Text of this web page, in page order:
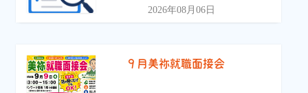
2026年08月06日
９月美祢就職面接会